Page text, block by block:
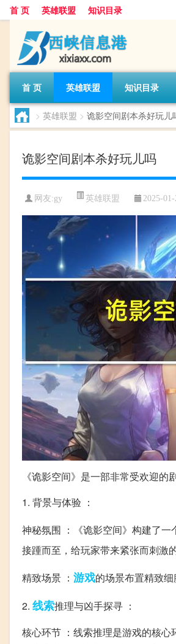
首 页 英雄联盟 知识目录
首 页 英雄联盟 知识目录
> 英雄联盟 > 诡影空间剧本杀好玩儿
诡影空间剧本杀好玩儿吗
网友:gy 英雄联盟 2025-
《诡影空间》是一部非常受欢迎的
1. 背景与体验 ：
神秘氛围 ：《诡影空间》构建了一
接踵而至，给玩家带来紧张而刺激的
精致场景 ： 游戏的场景布置精致
2. 线索推理与凶手探寻 ：
核心环节 ：线索推理是游戏的核